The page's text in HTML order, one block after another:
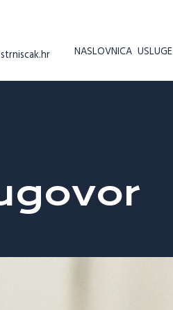
NASLOVNICA USLUGE